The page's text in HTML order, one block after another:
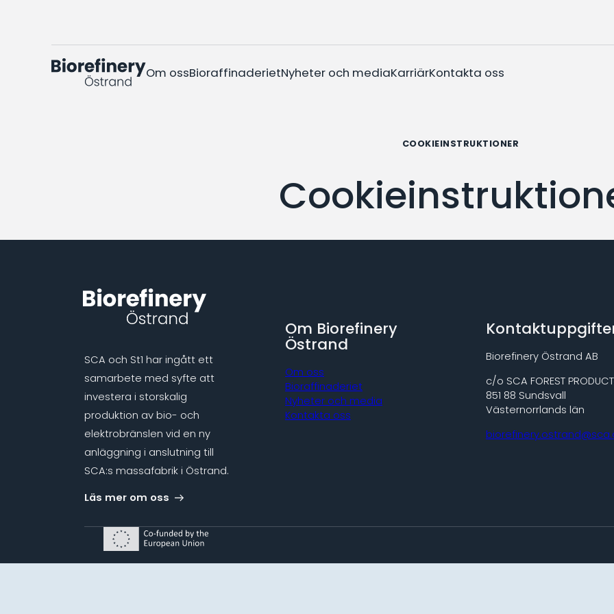
COOKIEINSTRUKTIONER
Om ossBioraffinaderietNyheter och mediaKarriärKontakta oss
SCA och St1 har ingått ett
samarbete med syfte att
investera i storskalig
produktion av bio- och
elektrobränslen vid en ny
anläggning i anslutning till
SCA:s massafabrik i Östrand.
Läs mer om oss
Om Biorefinery
Östrand
Om oss
Bioraffinaderiet
Nyheter och media
Kontakta oss
Biorefinery Östrand AB
c/o SCA FOREST
851 88 Sundsvall
Västernorrlands län